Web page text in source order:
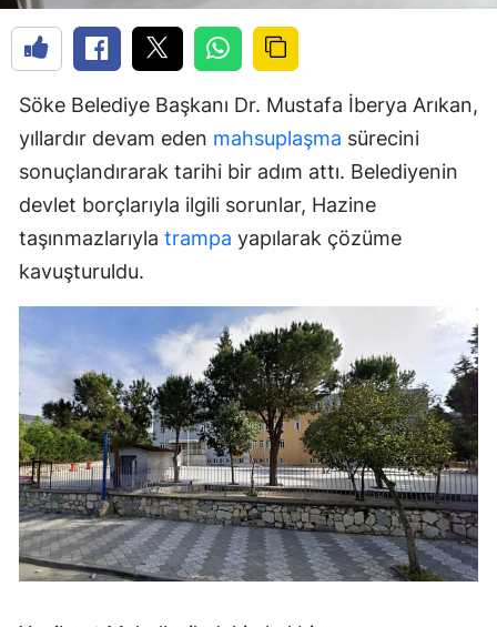
Söke Belediye Başkanı Dr. Mustafa İberya Arıkan,
yıllardır devam eden mahsuplaşma sürecini
sonuçlandırarak tarihi bir adım attı. Belediyenin
devlet borçlarıyla ilgili sorunlar, Hazine
taşınmazlarıyla trampa yapılarak çözüme
kavuşturuldu.